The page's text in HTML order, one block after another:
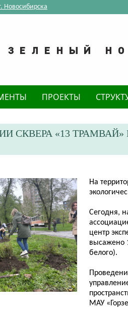
Новосибирска
ПРОЕКТЫ
СКВЕРА «13
​На
Сегодня,
центр
высажено
белого).
МАУ